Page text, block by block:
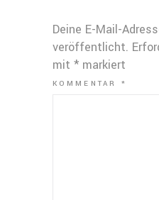
Deine E-Mail-
veröffentlicht.
mit * markiert
KOMMENTAR*